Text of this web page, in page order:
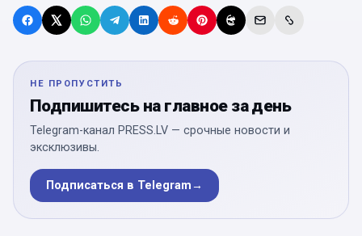
НЕ ПРОПУСТИТЬ
Подпишитесь на главное за день
Telegram-канал PRESS.LV — срочные новости и
эксклюзивы.
Подписаться в Telegram→